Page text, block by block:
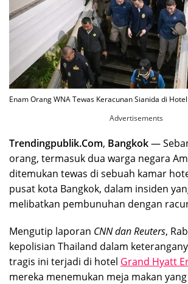
Enam Orang WNA Tewas Keracunan Sianida di
Advertisements
Trendingpublik.Com, Bangkok—
orang, termasuk dua warga negara
ditemukan tewas di sebuah kamar
pusat kota Bangkok, dalam insiden
melibatkan pembunuhan dengan
Mengutip laporan CNN dan Reuters,
kepolisian Thailand dalam
tragis ini terjadi di hotel Grand Hyatt
mereka menemukan meja makan